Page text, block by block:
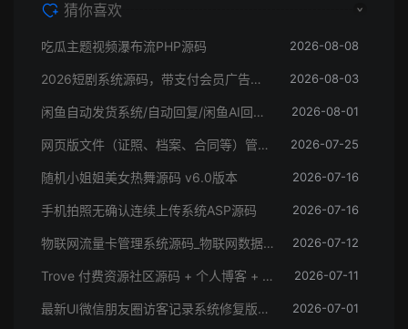
猜你喜欢
吃瓜主题视频瀑布流PHP源码 2026-08-08
2026短剧系统源码，带支付会员广告的短剧系统源码 2026-08-03
闲鱼自动发货系统/自动回复/闲鱼AI回复系统源码 2026-08-01
网页版文件（证照、档案、合同等）管理系统 2026-07-25
随机小姐姐美女热舞源码 v6.0版本 2026-07-16
手机拍照无确认连续上传系统ASP源码 2026-07-16
物联网流量卡管理系统源码_物联网数据管理系统结构 2026-07-12
Trove 付费资源社区源码 + 个人博客 + 短视频 APP 支持 AI 大模型多支付多存储 2026-07-11
最新UI微信朋友圈访客记录系统修复版源码 2026-07-01